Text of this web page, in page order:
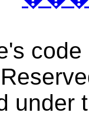
under